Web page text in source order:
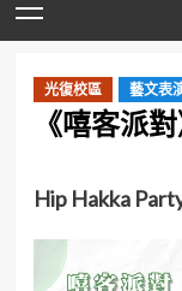
Menu
光復校區 藝文表
《嘻客派
Hip Hakka